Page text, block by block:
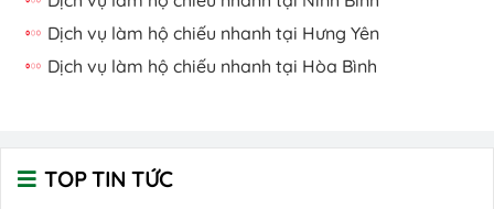
Dịch vụ làm hộ chiếu nhanh tại Hưng Yên
Dịch vụ làm hộ chiếu nhanh tại Hòa Bình
TOP TIN TỨC